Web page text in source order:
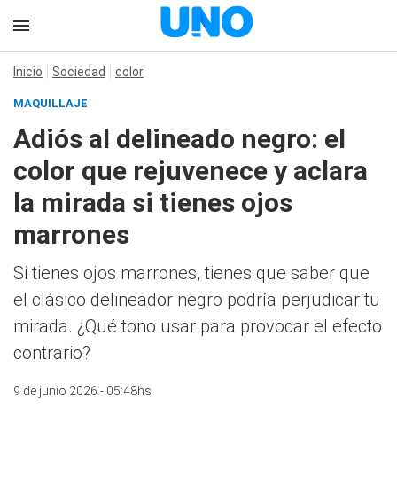
Inicio Sociedad color
MAQUILLAJE
Adiós al delineado negro: el
color que rejuvenece y aclara
la mirada si tienes ojos
marrones
Si tienes ojos marrones, tienes que saber que
el clásico delineador negro podría perjudicar tu
mirada. ¿Qué tono usar para provocar el efecto
contrario?
9 de junio 2026 - 05:48hs